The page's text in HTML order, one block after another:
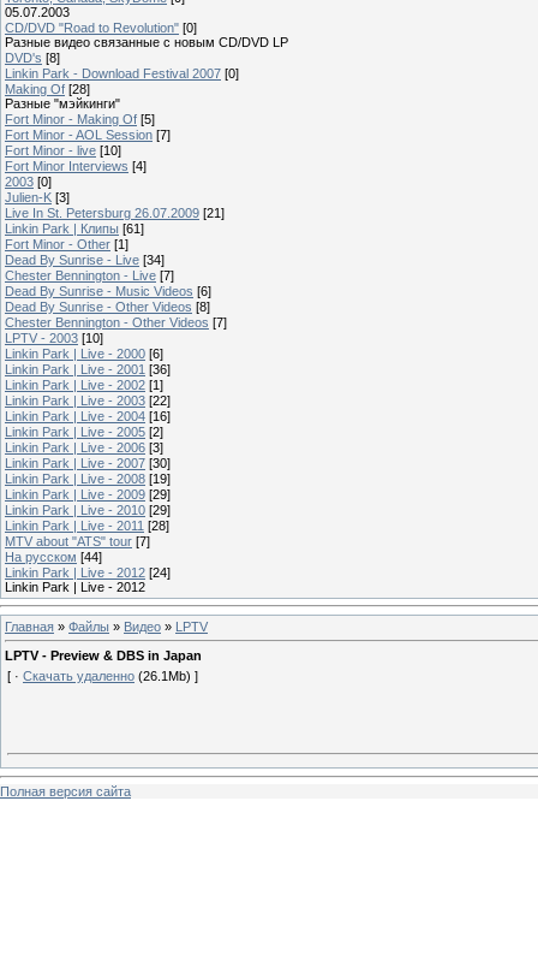
05.07.2003
CD/DVD "Road to Revolution" [0]
Разные видео связанные с новым CD/DVD LP
DVD's [8]
Linkin Park - Download Festival 2007 [0]
Making Of [28]
Разные "мэйкинги"
Fort Minor - Making Of [5]
Fort Minor - AOL Session [7]
Fort Minor - live [10]
Fort Minor Interviews [4]
2003 [0]
Julien-K [3]
Live In St. Petersburg 26.07.2009 [21]
Linkin Park | Клипы [61]
Fort Minor - Other [1]
Dead By Sunrise - Live [34]
Chester Bennington - Live [7]
Dead By Sunrise - Music Videos [6]
Dead By Sunrise - Other Videos [8]
Chester Bennington - Other Videos [7]
LPTV - 2003 [10]
Linkin Park | Live - 2000 [6]
Linkin Park | Live - 2001 [36]
Linkin Park | Live - 2002 [1]
Linkin Park | Live - 2003 [22]
Linkin Park | Live - 2004 [16]
Linkin Park | Live - 2005 [2]
Linkin Park | Live - 2006 [3]
Linkin Park | Live - 2007 [30]
Linkin Park | Live - 2008 [19]
Linkin Park | Live - 2009 [29]
Linkin Park | Live - 2010 [29]
Linkin Park | Live - 2011 [28]
MTV about "ATS" tour [7]
На русском [44]
Linkin Park | Live - 2012 [24]
Linkin Park | Live - 2012
Главная » Файлы » Видео » LPTV
LPTV - Preview & DBS in Japan
[ · Скачать удаленно (26.1Mb) ]
Полная версия сайта